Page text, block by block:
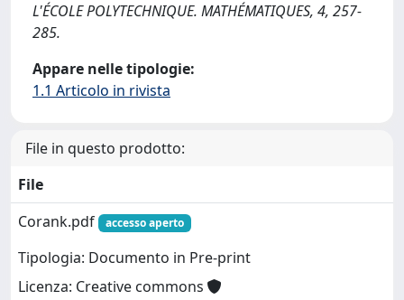
L'ÉCOLE POLYTECHNIQUE. MATHÉMATIQUES, 4, 257-
285.
Appare nelle tipologie:
1.1 Articolo in rivista
File in questo prodotto:
File
Corank.pdf
accesso aperto
Tipologia: Documento in Pre-print
Licenza: Creative commons